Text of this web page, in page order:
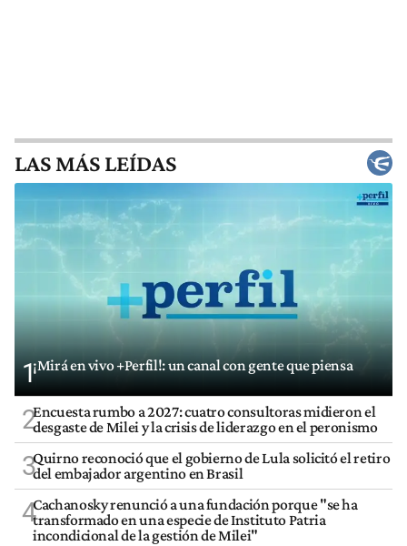
LAS MÁS LEÍDAS
1¡Mirá en vivo +Perfil!: un canal con gente que piensa
2Encuesta rumbo a 2027: cuatro consultoras midieron el
desgaste de Milei y la crisis de liderazgo en el peronismo
3Quirno reconoció que el gobierno de Lula solicitó el retiro
del embajador argentino en Brasil
4Cachanosky renunció a una fundación porque "se ha
transformado en una especie de Instituto Patria
incondicional de la gestión de Milei"